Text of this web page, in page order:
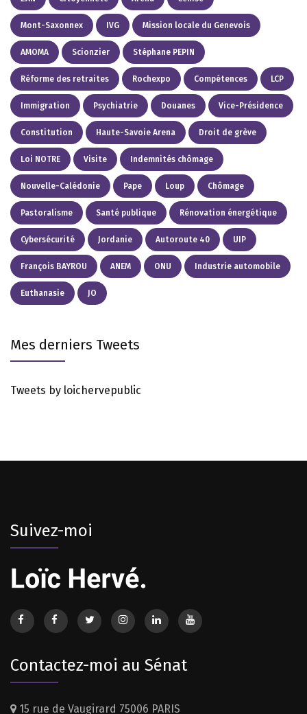
Mont-Saxonnex IVG Mission locale du Genevois
AMOMA Scionzier Stéphane PEPIN
Réforme des retraites Rochexpo Compétences LCP
Immigration Psychiatrie Douanes Vice-Présidence
Constitution Haute-Savoie Arena Droit de grève
Loi NOTRE Visite Indemnités chômage
Nouvelle-Calédonie Pape Loup Chômage
Pastoralisme Santé publique Rénovation énergétique
Cybersécurité Jordanie Autoroute 40 UIP
François BAYROU ANEM ONU Industrie automobile
Euthanasie JO
Mes derniers Tweets
Tweets by loichervepublic
Suivez-moi
Contactez-moi au Sénat
15 rue de Vaugirard 75006 PARIS